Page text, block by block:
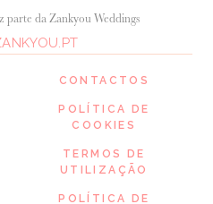
parte da Zankyou Weddings
CONTACTOS
POLÍTICA DE
COOKIES
TERMOS DE
UTILIZAÇÃO
POLÍTICA DE